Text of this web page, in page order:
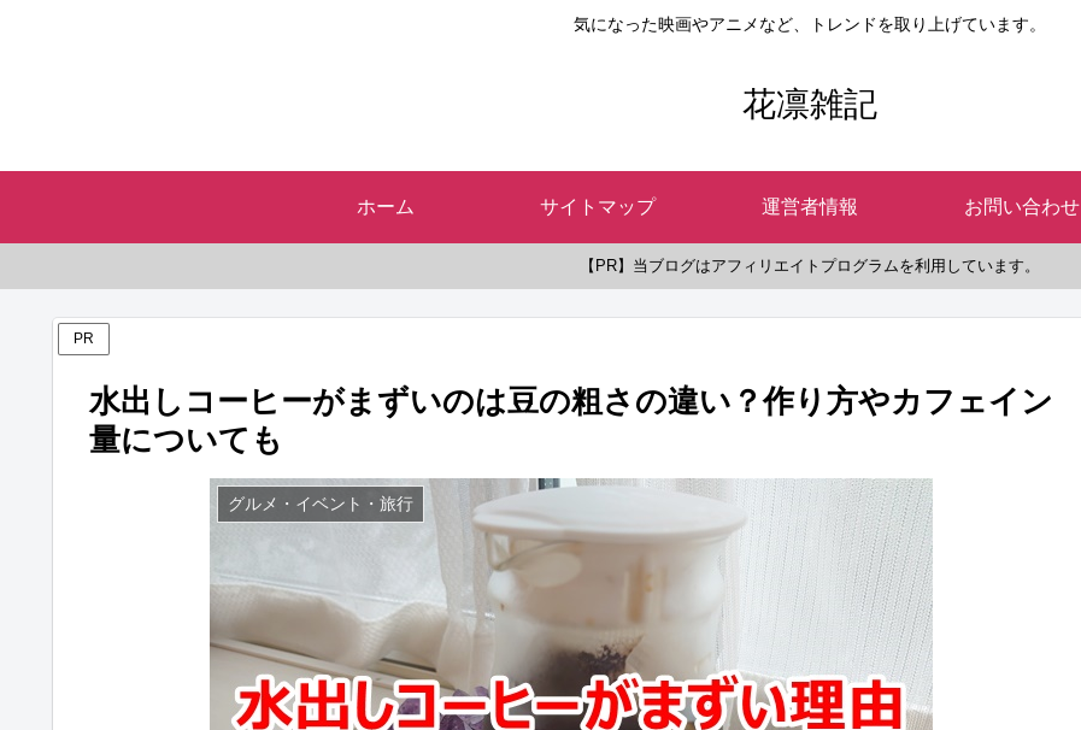
気になった映画やアニメなど、トレンドを取り上げています。
花凛雑記
ホーム サイトマップ 運営者情報 お問い合わせ
【PR】当ブログはアフィリエイトプログラムを利用しています。
PR
水出しコーヒーがまずいのは豆の粗さの違い？作り方やカフェイン
量についても
グルメ・イベント・旅行